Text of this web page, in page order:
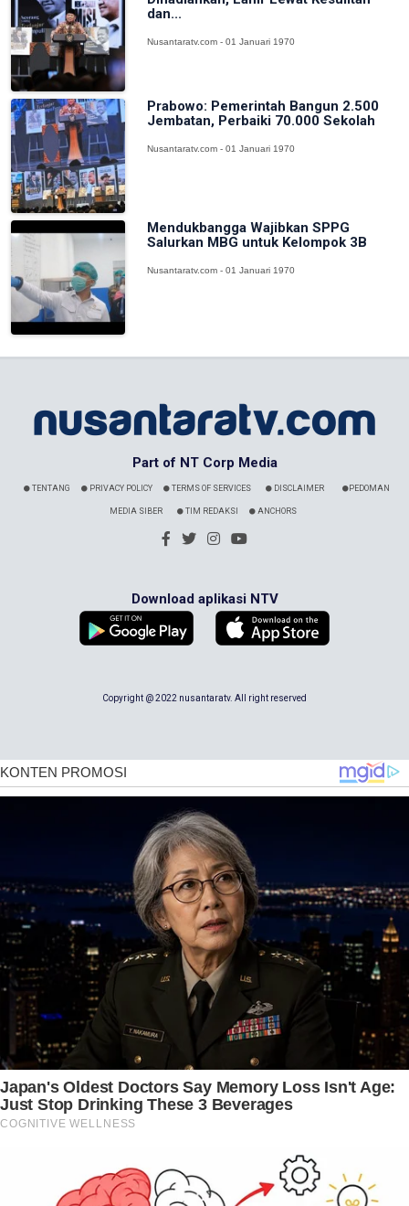
dan...
Nusantaratv.com - 01 Januari 1970
Prabowo: Pemerintah Bangun 2.500
Jembatan, Perbaiki 70.000 Sekolah
Nusantaratv.com - 01 Januari 1970
Mendukbangga Wajibkan SPPG
Salurkan MBG untuk Kelompok 3B
Nusantaratv.com - 01 Januari 1970
Part of NT Corp Media
TENTANG PRIVACY POLICY TERMS OF SERVICES DISCLAIMER PEDOMAN
MEDIA SIBER TIM REDAKSI ANCHORS
Download aplikasi NTV
Copyright @ 2022 nusantaratv. All right reserved